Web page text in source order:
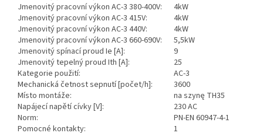
Jmenovitý pracovní výkon AC-3 380-400V:
4kW
Jmenovitý pracovní výkon AC-3 415V:
4kW
Jmenovitý pracovní výkon AC-3 440V:
4kW
Jmenovitý pracovní výkon AC-3 660-690V:
5,5kW
Jmenovitý spínací proud Ie [A]:
9
Jmenovitý tepelný proud Ith [A]:
25
Kategorie použití:
AC-3
Mechanická četnost sepnutí [počet/h]:
3600
Místo montáže:
na szynę TH35
Napájecí napětí cívky [V]:
230 AC
Norm:
PN-EN 60947-4-1
Pomocné kontakty:
1